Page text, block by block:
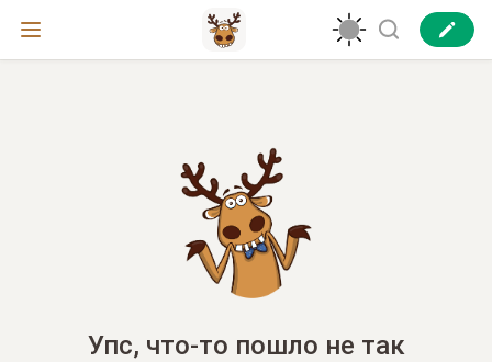
Упс, что-то пошло не так